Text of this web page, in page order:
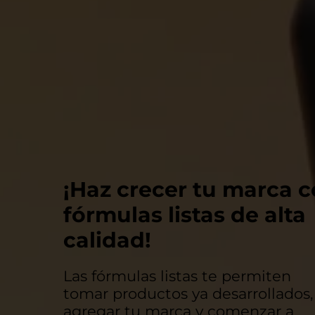
¡Haz crecer tu marca
fórmulas listas de alta
calidad!
Las fórmulas listas te permiten
tomar productos ya desarrollados,
agregar tu marca y comenzar a